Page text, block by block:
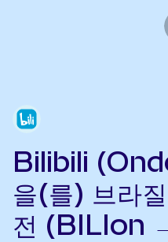
Bilibili
을(를) 브라
전 (BILIon